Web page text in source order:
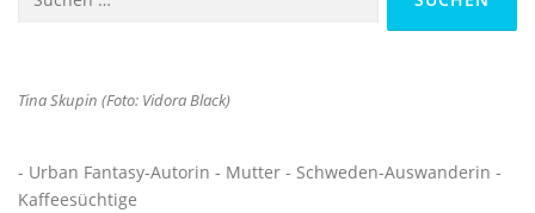
Tina Skupin (Foto: Vidora Black)
- Urban Fantasy-Autorin - Mutter - Schweden-Auswanderin -
Kaffeesüchtige